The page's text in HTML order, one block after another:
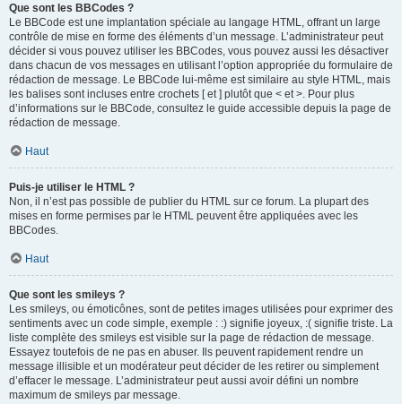
Que sont les BBCodes ?
Le BBCode est une implantation spéciale au langage HTML, offrant un large
contrôle de mise en forme des éléments d’un message. L’administrateur peut
décider si vous pouvez utiliser les BBCodes, vous pouvez aussi les désactiver
dans chacun de vos messages en utilisant l’option appropriée du formulaire de
rédaction de message. Le BBCode lui-même est similaire au style HTML, mais
les balises sont incluses entre crochets [ et ] plutôt que < et >. Pour plus
d’informations sur le BBCode, consultez le guide accessible depuis la page de
rédaction de message.
Haut
Puis-je utiliser le HTML ?
Non, il n’est pas possible de publier du HTML sur ce forum. La plupart des
mises en forme permises par le HTML peuvent être appliquées avec les
BBCodes.
Haut
Que sont les smileys ?
Les smileys, ou émoticônes, sont de petites images utilisées pour exprimer des
sentiments avec un code simple, exemple : :) signifie joyeux, :( signifie triste. La
liste complète des smileys est visible sur la page de rédaction de message.
Essayez toutefois de ne pas en abuser. Ils peuvent rapidement rendre un
message illisible et un modérateur peut décider de les retirer ou simplement
d’effacer le message. L’administrateur peut aussi avoir défini un nombre
maximum de smileys par message.